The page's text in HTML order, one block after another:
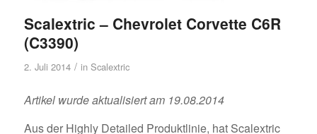
Scalextric – Chevrolet Corvette C6R
(C3390)
2. Juli 2014 / in Scalextric
Artikel wurde aktualisiert am 19.08.2014
Aus der Highly Detailed Produktlinie, hat Scalextric